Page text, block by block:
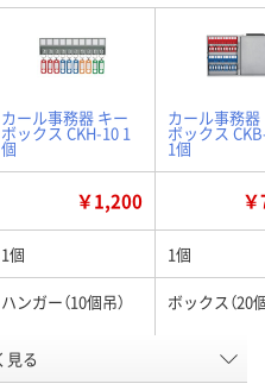
カール事務器 キー
ボックス CKH-10 1
個
カール事務器
ボックス
1個
￥1,200
1個 1個
ハンガー（10個吊） ボックス（20
EJ35327 HN13490
見る